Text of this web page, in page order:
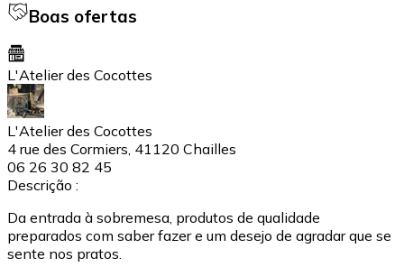
Boas ofertas
L'Atelier des Cocottes
L'Atelier des Cocottes
4 rue des Cormiers, 41120 Chailles
06 26 30 82 45
Descrição :
Da entrada à sobremesa, produtos de qualidade
preparados com saber fazer e um desejo de agradar que se
sente nos pratos.